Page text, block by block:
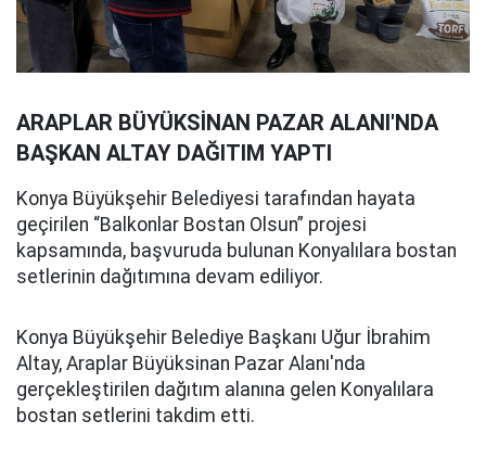
ARAPLAR BÜYÜKSİNAN PAZAR ALANI'NDA
BAŞKAN ALTAY DAĞITIM YAPTI
Konya Büyükşehir Belediyesi tarafından hayata
geçirilen “Balkonlar Bostan Olsun” projesi
kapsamında, başvuruda bulunan Konyalılara bostan
setlerinin dağıtımına devam ediliyor.
Konya Büyükşehir Belediye Başkanı Uğur İbrahim
Altay, Araplar Büyüksinan Pazar Alanı'nda
gerçekleştirilen dağıtım alanına gelen Konyalılara
bostan setlerini takdim etti.